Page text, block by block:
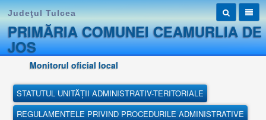
Judeţul Tulcea
PRIMĂRIA COMUNEI CEAMURLIA DE
JOS
Monitorul oficial local
STATUTUL UNITĂȚII ADMINISTRATIV-TERITORIALE
REGULAMENTELE PRIVIND PROCEDURILE ADMINISTRATIVE